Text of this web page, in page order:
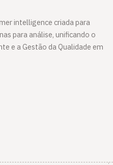
intelligence criada para
para análise, unificando o
e a Gestão da Qualidade em